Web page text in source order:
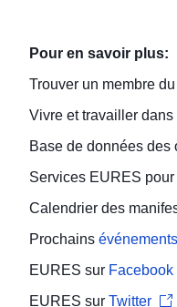
Pour en savoir plus:
Trouver un membre
Vivre et travailler dans
Base de données des
Services EURES
Calendrier des
Prochains
EURES sur Facebook
EURES sur Twitter